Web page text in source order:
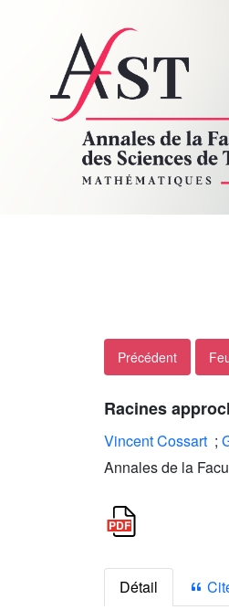
Précédent
Racines
Vincent Cossart ;
Annales de la
Détail